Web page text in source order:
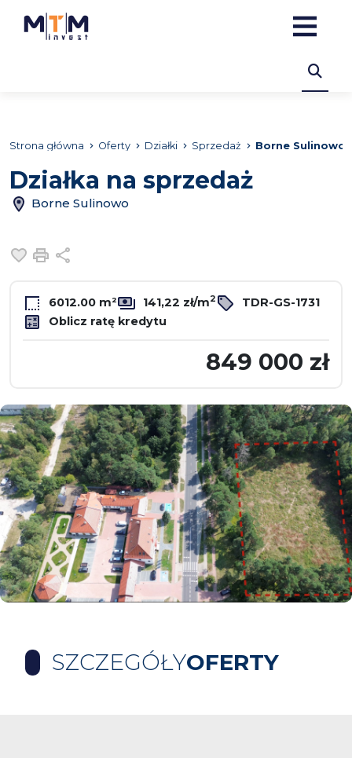
Strona główna Oferty Działki Sprzedaż Borne Sulinowo
Działka na sprzedaż
Borne Sulinowo
Dodaj do ulubionych
Drukuj
6012.00 m² 141,22 zł/m2
TDR-GS-1731
Oblicz ratę kredytu
849 000 zł
SZCZEGÓŁYOFERTY